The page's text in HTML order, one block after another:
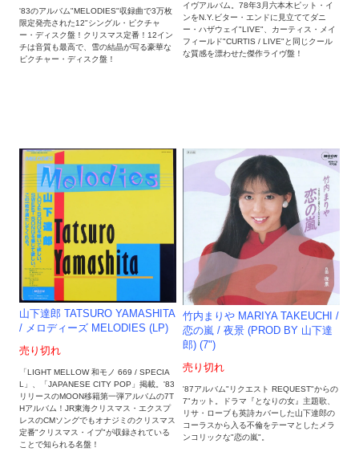
'83のアルバム"MELODIES"収録曲で3万枚
限定発売された12"シングル・ピクチャ
ー・ディスク盤！クリスマス定番！12イン
チは音質も最高で、雪の結晶が写る豪華な
ピクチャー・ディスク盤！
イヴアルバム。78年3月六本木ピット・イ
ンをN.Y.ビター・エンドに見立ててダニ
ー・ハザウェイ"LIVE"、カーティス・メイ
フィールド"CURTIS / LIVE"と同じクール
な質感を漂わせた傑作ライヴ盤！
山下達郎 TATSURO YAMASHITA
/ メロディーズ MELODIES (LP)
売り切れ
「LIGHT MELLOW 和モノ 669 / SPECIA
L」、「JAPANESE CITY POP」掲載。'83
リリースのMOON移籍第一弾アルバムの7T
Hアルバム！JR東海クリスマス・エクスプ
レスのCMソングでもオナジミのクリスマス
定番"クリスマス・イブ"が収録されている
ことで知られる名盤！
竹内まりや MARIYA TAKEUCHI /
恋の嵐 / 夜景 (PROD BY 山下達
郎) (7")
売り切れ
'87アルバム"リクエスト REQUEST"からの
7"カット。ドラマ『となりの女』主題歌、
リサ・ローブも英詩カバーした山下達郎の
コーラスから入る不倫をテーマとしたメラ
ンコリックな"恋の嵐"。